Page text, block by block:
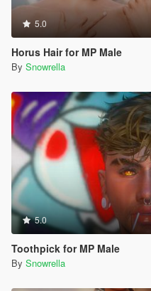
5.0
Horus Hair for MP Male
By Snowrella
5.0
Toothpick for MP Male
By Snowrella